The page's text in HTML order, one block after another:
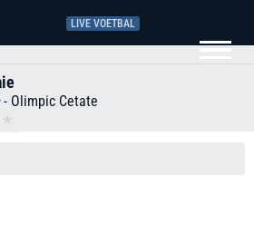
LIVE VOETBAL
- Olimpic Cetate